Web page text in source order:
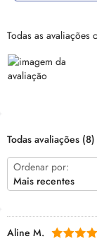
Todas as avaliações
Todas avaliações (8)
Ordenar por:
Mais recentes
Aline M.